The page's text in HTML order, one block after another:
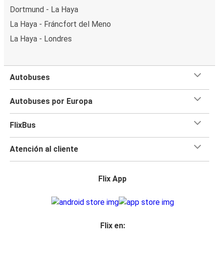
Dortmund - La Haya
La Haya - Fráncfort del Meno
La Haya - Londres
Autobuses
Autobuses por Europa
FlixBus
Atención al cliente
Flix App
Flix en: